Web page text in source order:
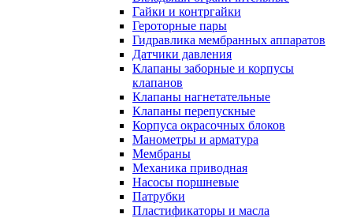
Гайки и контргайки
Героторные пары
Гидравлика мембранных аппаратов
Датчики давления
Клапаны заборные и корпусы
клапанов
Клапаны нагнетательные
Клапаны перепускные
Корпуса окрасочных блоков
Манометры и арматура
Мембраны
Механика приводная
Насосы поршневые
Патрубки
Пластификаторы и масла